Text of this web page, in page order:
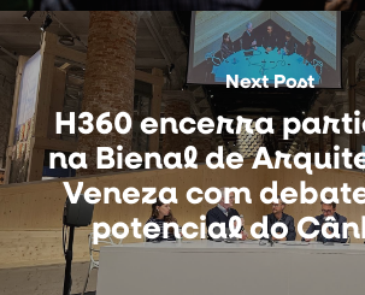
Next Post
H360 encerra
na Bienal de
Veneza com
potencial do